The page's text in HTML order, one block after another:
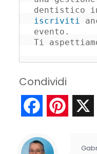
iscriviti
evento.
Ti
Condividi
Facebook